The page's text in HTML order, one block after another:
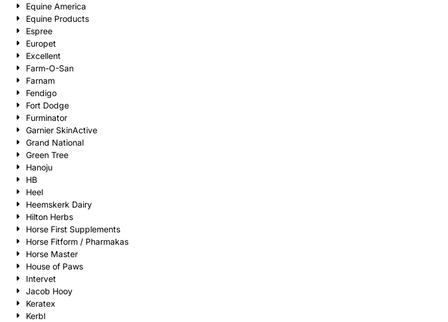
Equine America
Equine Products
Espree
Europet
Excellent
Farm-O-San
Farnam
Fendigo
Fort Dodge
Furminator
Garnier SkinActive
Grand National
Green Tree
Hanoju
HB
Heel
Heemskerk Dairy
Hilton Herbs
Horse First Supplements
Horse Fitform / Pharmakas
Horse Master
House of Paws
Intervet
Jacob Hooy
Keratex
Kerbl